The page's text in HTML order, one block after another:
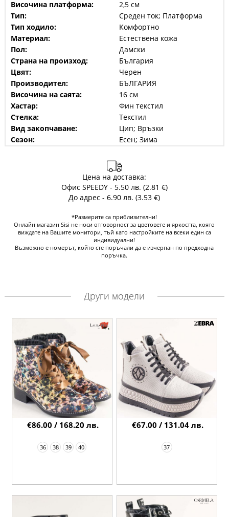
Височина платформа:
2,5 см
Тип:
Среден ток; Платформа
Тип ходило:
Комфортно
Материал:
Естествена кожа
Пол:
Дамски
Страна на произход:
България
Цвят:
Черен
Производител:
БЪЛГАРИЯ
Височина на саята:
16 см
Хастар:
Фин текстил
Стелка:
Текстил
Вид закопчаване:
Цип; Връзки
Сезон:
Есен; Зима
Цена на доставка:
Офис SPEEDY - 5.50 лв. (2.81 €)
До адрес - 6.90 лв. (3.53 €)
*Размерите са приблизителни!
Онлайн магазин Sisi не носи отговорност за цветовете и яркостта, която
виждате на Вашите монитори, тъй като настройките на всеки един са
индивидуални!
Възможно е номерът, който сте поръчали да е изчерпан по предходна
поръчка.
Други модели
36 38 39 40
€86.00 / 168.20 лв.
37
€67.00 / 131.04 лв.